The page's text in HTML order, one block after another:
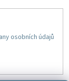
osobních údajů